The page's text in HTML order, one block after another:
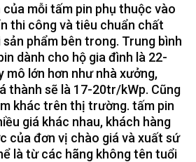
mỗi tấm pin phụ thuộc vào
thi công và tiêu chuẩn chất
phẩm bên trong. Trung bình
dành cho hộ gia đình là 22-
mô lớn hơn như nhà xưởng,
thành sẽ là 17-20tr/kWp. Cũng
khác trên thị trường. tấm pin
giá khác nhau, khách hàng
của đơn vị chào giá và xuất sứ
là từ các hãng không tên tuổi